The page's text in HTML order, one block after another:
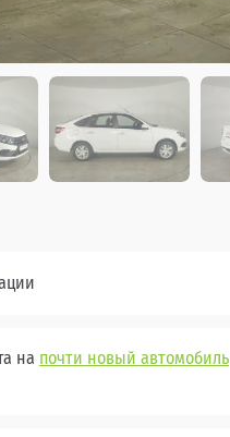
на почти новый автомобиль